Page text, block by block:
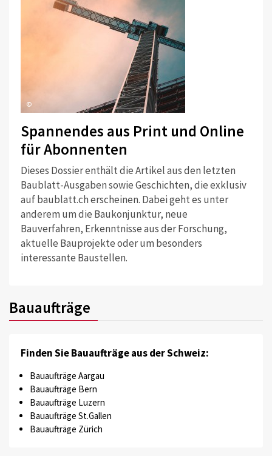
©
Spannendes aus Print und Online
für Abonnenten
Dieses Dossier enthält die Artikel aus den letzten
Baublatt-Ausgaben sowie Geschichten, die exklusiv
auf baublatt.ch erscheinen. Dabei geht es unter
anderem um die Baukonjunktur, neue
Bauverfahren, Erkenntnisse aus der Forschung,
aktuelle Bauprojekte oder um besonders
interessante Baustellen.
Bauaufträge
Finden Sie Bauaufträge aus der Schweiz:
Bauaufträge Aargau
Bauaufträge Bern
Bauaufträge Luzern
Bauaufträge St.Gallen
Bauaufträge Zürich